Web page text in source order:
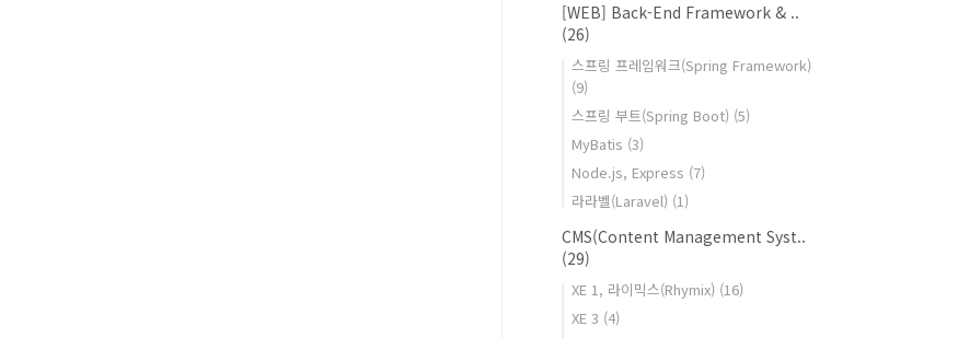
[WEB] Back-End Framework & ..
(26)
스프링 프레임워크(Spring Framework)
(9)
스프링 부트(Spring Boot) (5)
MyBatis (3)
Node.js, Express (7)
라라벨(Laravel) (1)
CMS(Content Management Syst..
(29)
XE 1, 라이믹스(Rhymix) (16)
XE 3 (4)